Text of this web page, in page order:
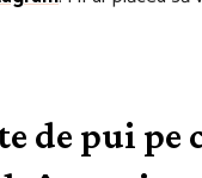
de pui pe